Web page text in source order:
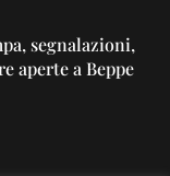
segnalazioni,
aperte a Beppe